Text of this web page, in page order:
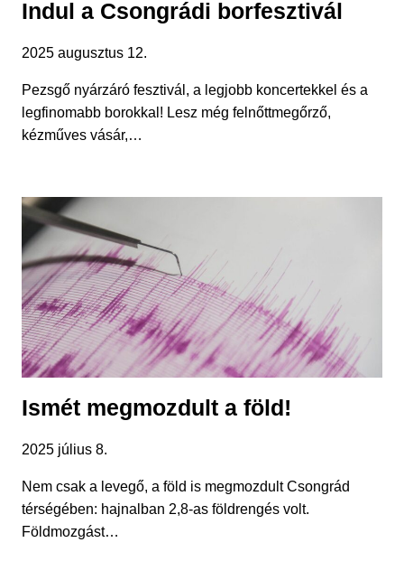
Indul a Csongrádi borfesztivál
2025 augusztus 12.
Pezsgő nyárzáró fesztivál, a legjobb koncertekkel és a
legfinomabb borokkal! Lesz még felnőttmegőrző,
kézműves vásár,…
Ismét megmozdult a föld!
2025 július 8.
Nem csak a levegő, a föld is megmozdult Csongrád
térségében: hajnalban 2,8-as földrengés volt.
Földmozgást…